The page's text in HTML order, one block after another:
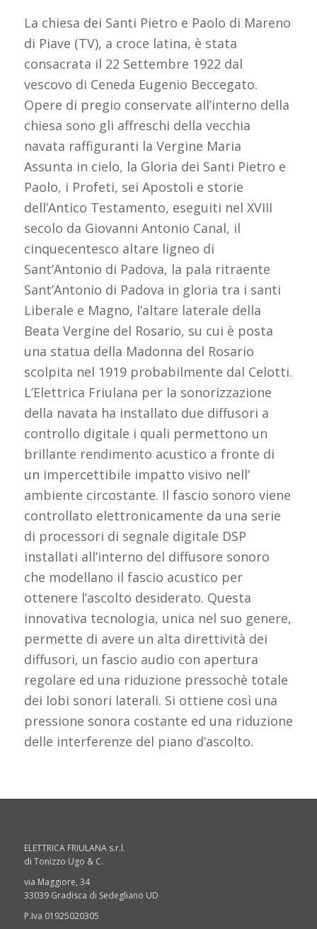
La chiesa dei Santi Pietro e Paolo di Mareno
di Piave (TV), a croce latina, è stata
consacrata il 22 Settembre 1922 dal
vescovo di Ceneda Eugenio Beccegato.
Opere di pregio conservate all’interno della
chiesa sono gli affreschi della vecchia
navata raffiguranti la Vergine Maria
Assunta in cielo, la Gloria dei Santi Pietro e
Paolo, i Profeti, sei Apostoli e storie
dell’Antico Testamento, eseguiti nel XVIII
secolo da Giovanni Antonio Canal, il
cinquecentesco altare ligneo di
Sant’Antonio di Padova, la pala ritraente
Sant’Antonio di Padova in gloria tra i santi
Liberale e Magno, l’altare laterale della
Beata Vergine del Rosario, su cui è posta
una statua della Madonna del Rosario
scolpita nel 1919 probabilmente dal Celotti.
L’Elettrica Friulana per la sonorizzazione
della navata ha installato due diffusori a
controllo digitale i quali permettono un
brillante rendimento acustico a fronte di
un impercettibile impatto visivo nell’
ambiente circostante. Il fascio sonoro viene
controllato elettronicamente da una serie
di processori di segnale digitale DSP
installati all’interno del diffusore sonoro
che modellano il fascio acustico per
ottenere l’ascolto desiderato. Questa
innovativa tecnologia, unica nel suo genere,
permette di avere un alta direttività dei
diffusori, un fascio audio con apertura
regolare ed una riduzione pressochè totale
dei lobi sonori laterali. Si ottiene così una
pressione sonora costante ed una riduzione
delle interferenze del piano d’ascolto.
ELETTRICA FRIULANA s.r.l.
di Tonizzo Ugo & C.
via Maggiore, 34
33039 Gradisca di Sedegliano UD
P.Iva 01925020305